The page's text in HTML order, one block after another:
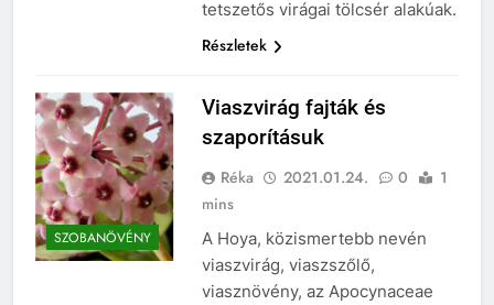
tetszetős virágai tölcsér alakúak.
Részletek
SZOBANÖVÉNY
Viaszvirág fajták és
szaporításuk
Réka 2021.01.24. 0
1
mins
A Hoya, közismertebb nevén
viaszvirág, viaszszőlő,
viasznövény, az Apocynaceae